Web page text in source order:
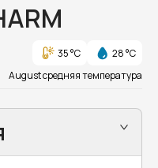
35 °C
28 °C
August средняя температура